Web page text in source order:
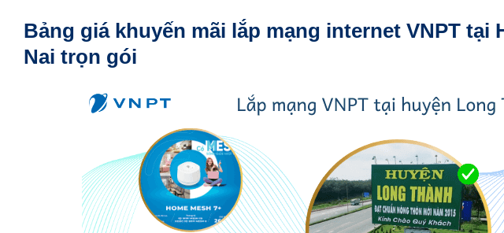
Bảng giá khuyến mãi lắp mạng internet VNPT tại
Nai trọn gói